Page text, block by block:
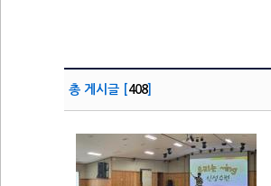
총 게시글 [ 408]